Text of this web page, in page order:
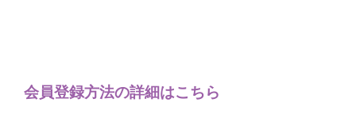
会員登録方法の詳細はこちら